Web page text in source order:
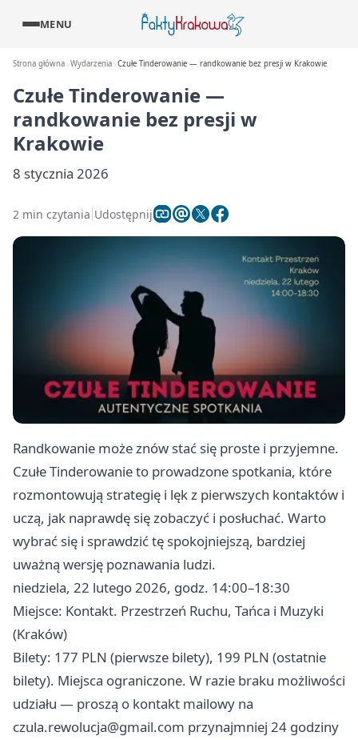
MENU
Strona główna Wydarzenia Czułe Tinderowanie — randkowanie bez presji w Krakowie
Czułe Tinderowanie —
randkowanie bez presji w
Krakowie
8 stycznia 2026
2 min czytania Udostępnij
Randkowanie może znów stać się proste i przyjemne.
Czułe Tinderowanie to prowadzone spotkania, które
rozmontowują strategię i lęk z pierwszych kontaktów i
uczą, jak naprawdę się zobaczyć i posłuchać. Warto
wybrać się i sprawdzić tę spokojniejszą, bardziej
uważną wersję poznawania ludzi.
niedziela, 22 lutego 2026, godz. 14:00–18:30
Miejsce: Kontakt. Przestrzeń Ruchu, Tańca i Muzyki
(Kraków)
Bilety: 177 PLN (pierwsze bilety), 199 PLN (ostatnie
bilety). Miejsca ograniczone. W razie braku możliwości
udziału — proszą o kontakt mailowy na
czula.rewolucja@gmail.com przynajmniej 24 godziny